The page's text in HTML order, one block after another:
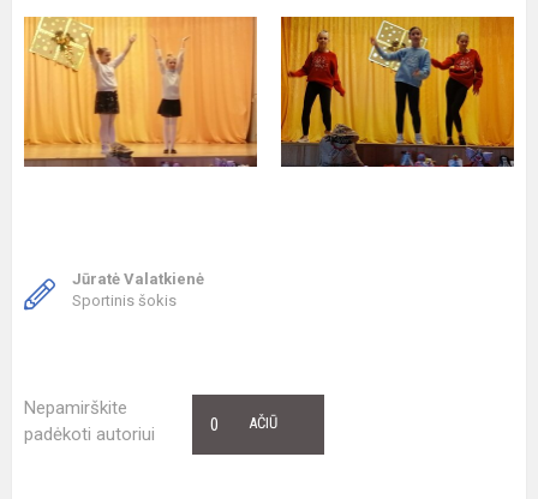
Jūratė Valatkienė
Sportinis šokis
Nepamirškite
padėkoti autoriui
AČIŪ
0